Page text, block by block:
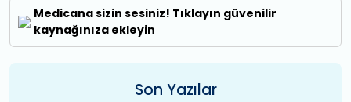
Medicana sizin sesiniz! Tıklayın güvenilir
kaynağınıza ekleyin
Son Yazılar